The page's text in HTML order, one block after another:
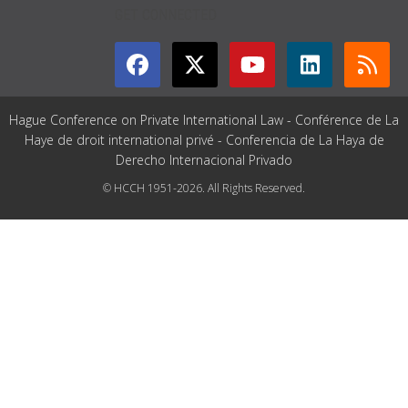
Hague Conference on Private International Law - Conférence de La
Haye de droit international privé - Conferencia de La Haya de
Derecho Internacional Privado
© HCCH 1951-2026. All Rights Reserved.